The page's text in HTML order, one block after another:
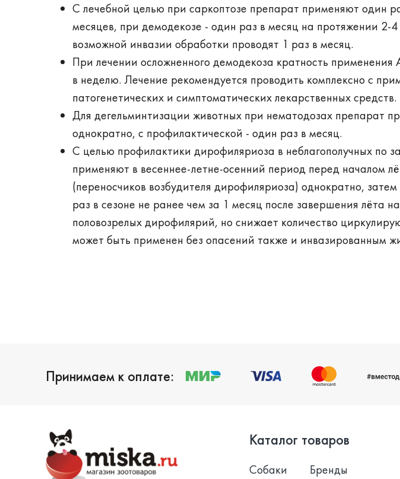
С лечебной целью при саркоптозе препарат применяют один
месяцев, при демодекозе - один раз в месяц на протяжении 2-
возможной инвазии обработки проводят 1 раз в месяц.
При лечении осложненного демодекоза кратность
в неделю. Лечение рекомендуется проводить комплексно с
патогенетических и симптоматических лекарственных средств.
Для дегельминтизации животных при нематодозах препарат
однократно, с профилактической - один раз в месяц.
С целью профилактики дирофиляриоза в неблагополучных по
применяют в весеннее-летне-осенний период перед началом
(переносчиков возбудителя дирофиляриоза) однократно,
раз в сезоне не ранее чем за 1 месяц после завершения лёта
половозрелых дирофилярий, но снижает количество
может быть применен без опасений также и инвазированным
Принимаем к оплате:
Каталог товаров
Собаки Бренды